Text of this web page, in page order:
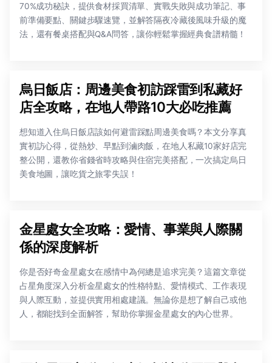
70%成功秘訣，提供食材採買清單、實戰失敗與成功筆記、事
前準備要點、關鍵步驟速覽，並解答隔夜冷藏後風味升級的魔
法，還有餐桌搭配與Q&A問答，讓你輕鬆掌握經典食譜精髓！
烏日飯店：周邊美食初訪踩雷到私藏好
店全攻略，在地人帶路10大必吃推薦
想知道入住烏日飯店該如何避雷踩點周邊美食嗎？本文分享真
實初訪心得，從熱炒、早點到滷肉飯，在地人私藏10家好店完
整公開，還教你省錢省時攻略與住宿完美搭配，一次搞定烏日
美食地圖，讓吃貨之旅零失誤！
金星處女全攻略：愛情、事業與人際關
係的深度解析
你是否好奇金星處女在感情中為何總是追求完美？這篇文章從
占星角度深入分析金星處女的性格特點、愛情模式、工作表現
與人際互動，並提供實用相處建議。無論你是想了解自己或他
人，都能找到全面解答，幫助你掌握金星處女的內心世界。